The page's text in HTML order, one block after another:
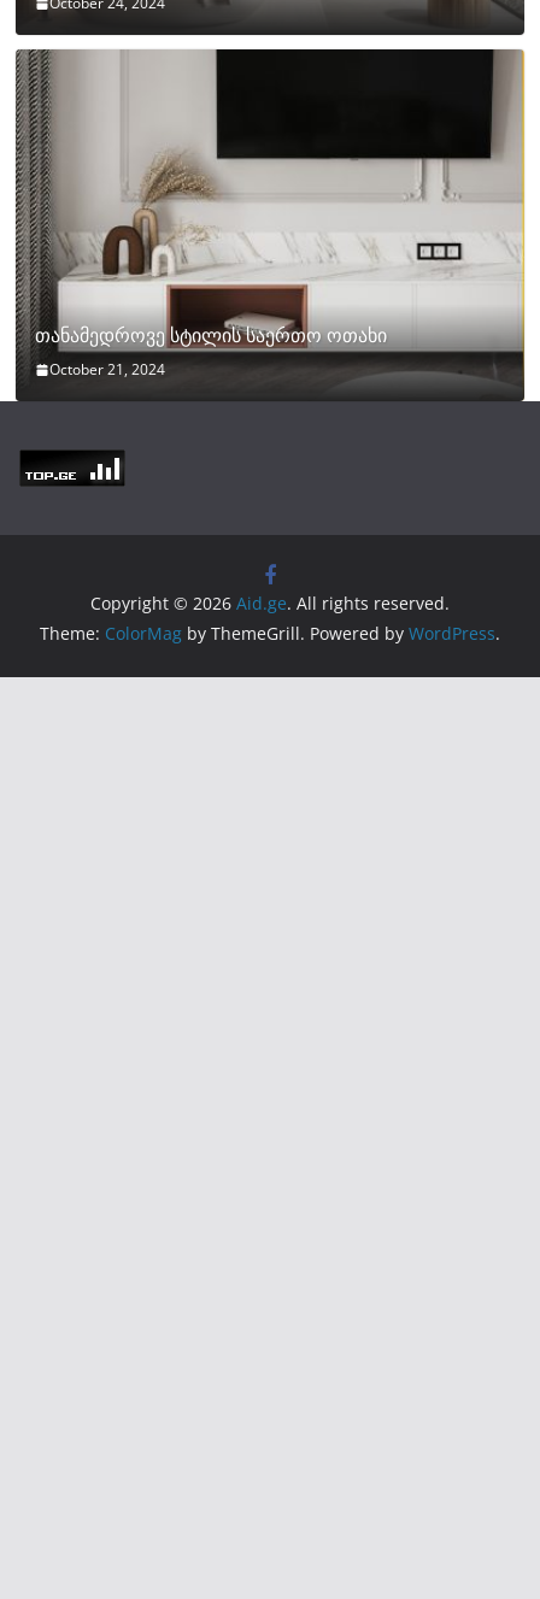
თანამედროვე სტილის საერთო ოთახი
October 21, 2024
Copyright © 2026 Aid.ge. All rights reserved.
Theme: ColorMag by ThemeGrill. Powered by WordPress.